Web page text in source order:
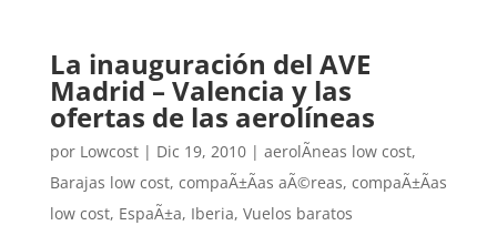
La inauguración del AVE
Madrid – Valencia y las
ofertas de las aerolíneas
por Lowcost| Dic 19, 2010| aerolÃ­neas low cost,
Barajas low cost, compaÃ±Ã­as aÃ©reas, compaÃ±Ã­as
low cost, EspaÃ±a, Iberia, Vuelos baratos